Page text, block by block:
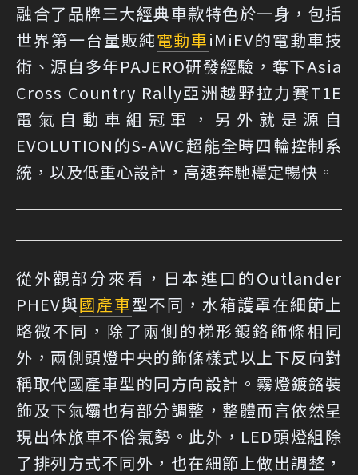
融合了品牌三大經典車款特色於一身，包括
世界第一台量販純電動車iMiEV的電動車技
術、源自多年PAJERO研發經驗，奪下Asia
Cross Country Rally亞洲越野拉力賽T1E
電氣自動車組冠軍，另外就是源自
EVOLUTION的S-AWC超能全時四輪控制系
統，以及低重心設計，高速奔馳穩定暢快。
從外觀部分來看，日本進口的Outlander
PHEV與國產車型不同，水箱護罩在細節上
略微不同，除了兩側的梯形鍍鉻飾條相同
外，兩側頭燈中央的飾條樣式以上下反向對
稱取代國產車型的同方向設計。霧燈鍍鉻裝
飾及下氣壩也有部分調整，整體而言依然呈
現出休旅車不俗氣勢。此外，LED頭燈組除
了排列方式不同外，也在細節上做出調整，